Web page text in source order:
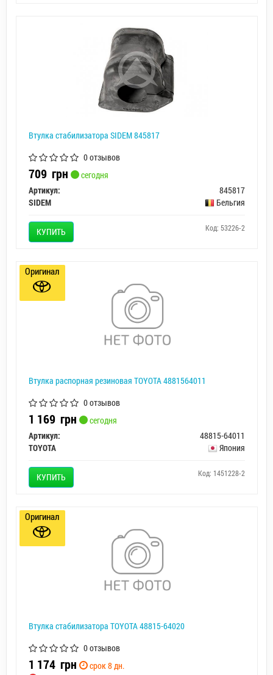
Втулка стабилизатора SIDEM 845817
0 отзывов
709 грн
сегодня
Артикул:
845817
SIDEM
Бельгия
КУПИТЬ Код: 53226-2
Втулка распорная резиновая TOYOTA 4881564011
0 отзывов
1 169 грн
сегодня
Артикул:
48815-64011
TOYOTA
Япония
КУПИТЬ Код: 1451228-2
Оригинал
Втулка стабилизатора TOYOTA 48815-64020
0 отзывов
1 174 грн
срок 8 дн.
Оригинал